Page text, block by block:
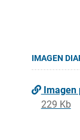
IMAGEN
Imagen
229 Kb